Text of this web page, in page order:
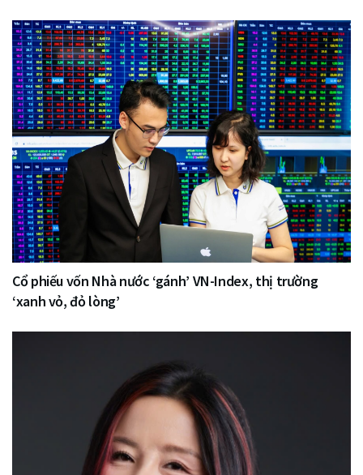
Cổ phiếu vốn Nhà nước ‘gánh’ VN-Index, thị trường
‘xanh vỏ, đỏ lòng’